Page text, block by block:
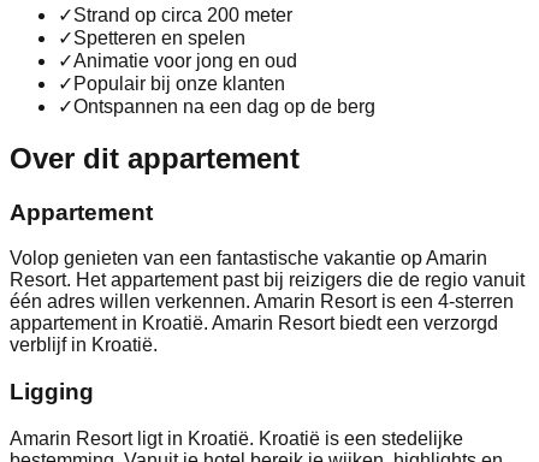
✓Strand op circa 200 meter
✓Spetteren en spelen
✓Animatie voor jong en oud
✓ Populair bij onze klanten
✓Ontspannen na een dag op de berg
Over dit appartement
Appartement
Volop genieten van een fantastische vakantie op Amarin
Resort. Het appartement past bij reizigers die de regio vanuit
één adres willen verkennen. Amarin Resort is een 4-sterren
appartement in Kroatië. Amarin Resort biedt een verzorgd
verblijf in Kroatië.
Ligging
Amarin Resort ligt in Kroatië. Kroatië is een stedelijke